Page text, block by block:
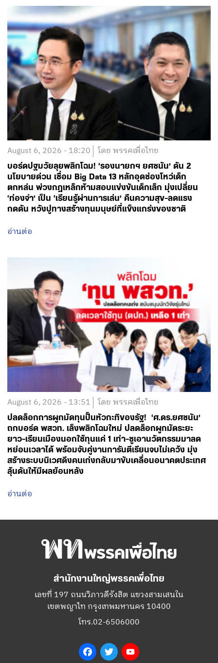
August 6, 2026 - 18:20 โดย พรรคเพื่อไทย
บอร์ดปฐมวัยลุยพลิกโฉม! ‘รองนายกฯ ยศชนัน’ ดัน 2
นโยบายด่วน เชื่อม Big Data 13 หลักอุดช่องโหว่เด็ก
ตกหล่น พ่วงกฎเหล็กห้ามสอบแข่งขันเด็กเล็ก มุ่งเปลี่ยน
‘ท่องจำ’ เป็น ‘เรียนรู้ผ่านการเล่น’ คืนความสุข-ลดแรง
กดดัน หวังปูทางสร้างทุนมนุษย์ที่แข็งแกร่งของชาติ
อ่านต่อ
August 6, 2026 - 13:51 โดย พรรคเพื่อไทย
ปลดล็อกการผูกมัดทุนปั้นหัวกะทิของรัฐ! ‘ศ.ดร.ยศชนัน’
ถกบอร์ด พสวท. เล็งพลิกโฉมใหม่ ปลดล็อกผูกมัดระยะ
ยาว-เรียนเมืองนอกใช้ทุนแค่ 1 เท่า-ชูเอานวัตกรรมมาลด
หย่อนเวลาได้ พร้อมจับคู่งานการันตีเรียนจบไม่เคว้ง มุ่ง
สร้างระบบนิเวศดึงคนเก่งกลับมาขับเคลื่อนอนาคตประเทศ
ลุ้นดันให้มีผลย้อนหลัง
อ่านต่อ
เลขที่ 197 ถนนวิภาวดีรังสิต แขวงสามเสนใน
เขตพญาไท กรุงเทพมหานคร 10400
โทร.02-6506000
FacebookTwitterYouTube
กรรมการบริหารพรรคเพื่อไทย